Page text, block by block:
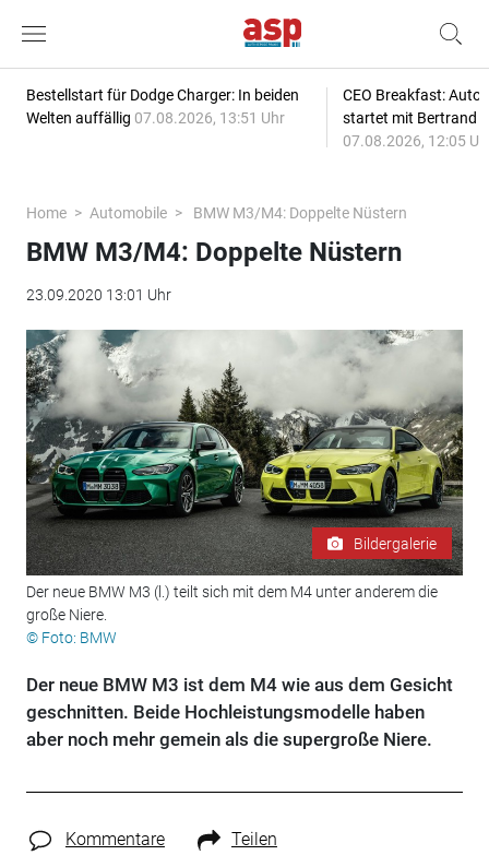
Bestellstart für Dodge Charger: In beiden
Welten auffällig 07.08.2026, 13:51 Uhr
CEO Breakfast:
startet mit Bertrand
07.08.2026, 12:05
Home Automobile BMW M3/M4: Doppelte Nüstern
BMW M3/M4: Doppelte Nüstern
23.09.2020 13:01 Uhr
Bildergalerie
Der neue BMW M3 (l.) teilt sich mit dem M4 unter anderem die
große Niere.
© Foto: BMW
Der neue BMW M3 ist dem M4 wie aus dem Gesicht
geschnitten. Beide Hochleistungsmodelle haben
aber noch mehr gemein als die supergroße Niere.
Kommentare Teilen